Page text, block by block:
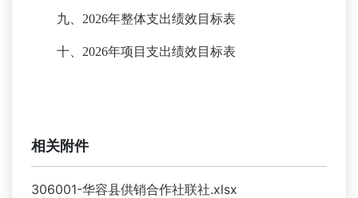
九、 2026年整体支出绩效目标表
十、 2026年项目支出绩效目标表
相关附件
306001-华容县供销合作社联社.xlsx